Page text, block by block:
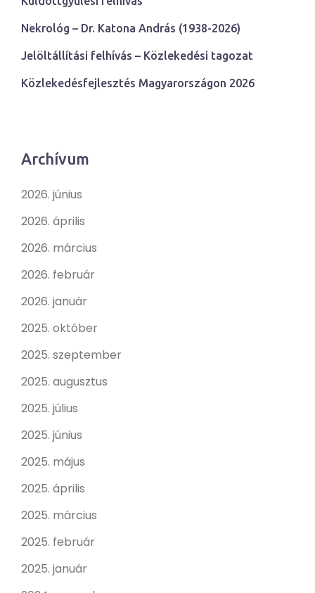
Nekrológ – Dr. Katona András (1938-2026)
Jelöltállítási felhívás – Közlekedési tagozat
Közlekedésfejlesztés Magyarországon 2026
Archívum
2026. június
2026. április
2026. március
2026. február
2026. január
2025. október
2025. szeptember
2025. augusztus
2025. július
2025. június
2025. május
2025. április
2025. március
2025. február
2025. január